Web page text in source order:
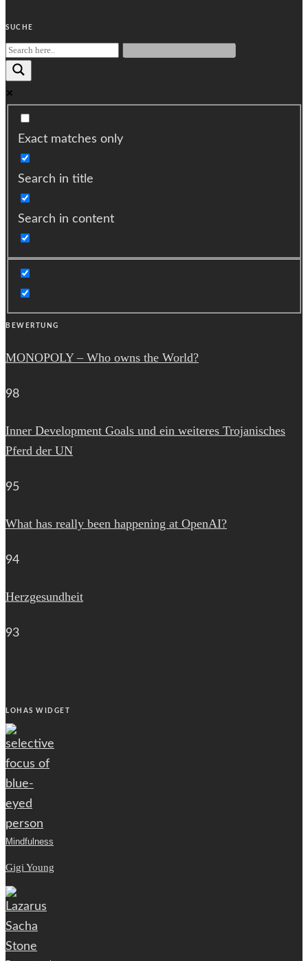
SUCHE
Exact matches only
Search in title
Search in content
BEWERTUNG
MONOPOLY – Who owns the World?
98
Inner Development Goals und ein weiteres Trojanisches
Pferd der UN
95
What has really been happening at OpenAI?
94
Herzgesundheit
93
LOHAS WIDGET
Mindfulness
Gigi Young